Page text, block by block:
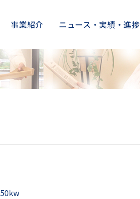
事業紹介 ニュース・実績・進捗